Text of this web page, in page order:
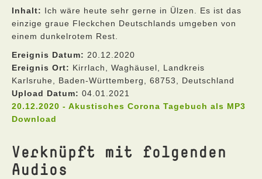
Inhalt: Ich wäre heute sehr gerne in Ülzen. Es ist das
einzige graue Fleckchen Deutschlands umgeben von
einem dunkelrotem Rest.
Ereignis Datum: 20.12.2020
Ereignis Ort: Kirrlach, Waghäusel, Landkreis
Karlsruhe, Baden-Württemberg, 68753, Deutschland
Upload Datum: 04.01.2021
20.12.2020 - Akustisches Corona Tagebuch als MP3
Download
Verknüpft mit folgenden
Audios